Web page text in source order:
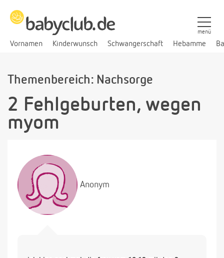
Vornamen Kinderwunsch Schwangerschaft Hebamme
menü
Themenbereich: Nachsorge
2 Fehlgeburten, wegen
myom
Anonym